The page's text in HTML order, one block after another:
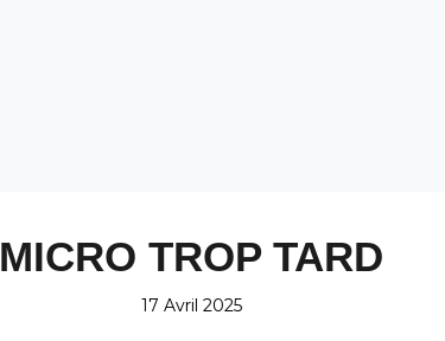
MICRO TROP TARD
17 Avril 2025